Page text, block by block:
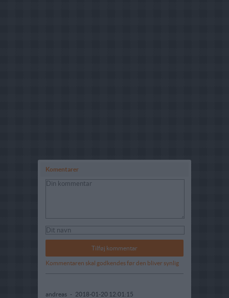
Komentarer
Kommentaren skal godkendes før den bliver synlig
andreas - 2018-01-20 12:01:15